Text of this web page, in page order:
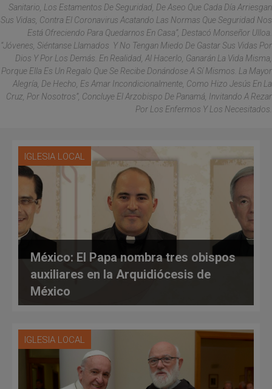
Sanitario, Los Estamentos De Seguridad, De Aseo Que Cada Día Arriesgan
Sus Vidas, Contra El Coronavirus Acatando Las Normas Que Seguridad Nos
Está Ofreciendo Para Quedarnos En Casa”, Destacó Monseñor Ulloa.
“Jóvenes, Siéntanse Llamados Y No Tengan Miedo De Gastar Sus Vidas Por
Dios Y Por Los Demás. En Realidad, Al Hacerlo, Ganarán La Vida Misma,
Porque Ella Es Un Regalo Que Se Recibe Donándose A Sí Mismos. La Mayor
Alegría, De Hecho, Es Amar Incondicionalmente, Como Hizo Jesús En La
Cruz, Por Nosotros”, Concluye El Arzobispo De Panamá, Invitando A Rezar
Por Los Enfermos Y Los Necesitados.
IGLESIA LOCAL
México: El Papa nombra tres obispos
auxiliares en la Arquidiócesis de
México
IGLESIA LOCAL